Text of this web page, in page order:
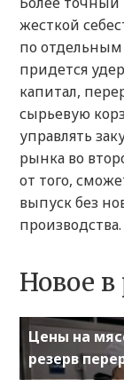
жесткой
по
придется
капитал,
сырьевую
управлять
рынка во
от того,
выпуск без
производства.
Новое в
Цены на
резерв